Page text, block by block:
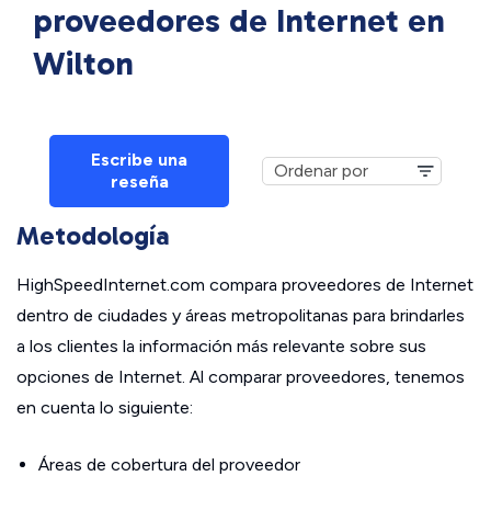
proveedores de Internet en
Wilton
Escribe una
reseña
Metodología
HighSpeedInternet.com compara proveedores de Internet
dentro de ciudades y áreas metropolitanas para brindarles
a los clientes la información más relevante sobre sus
opciones de Internet. Al comparar proveedores, tenemos
en cuenta lo siguiente:
Áreas de cobertura del proveedor